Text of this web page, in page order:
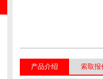
产品介绍 索取报